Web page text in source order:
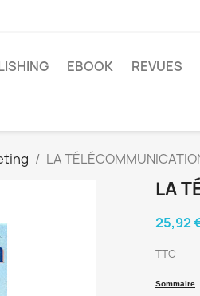
EBOOK REVUES
LA
LA
25,92
TTC
Sommaire